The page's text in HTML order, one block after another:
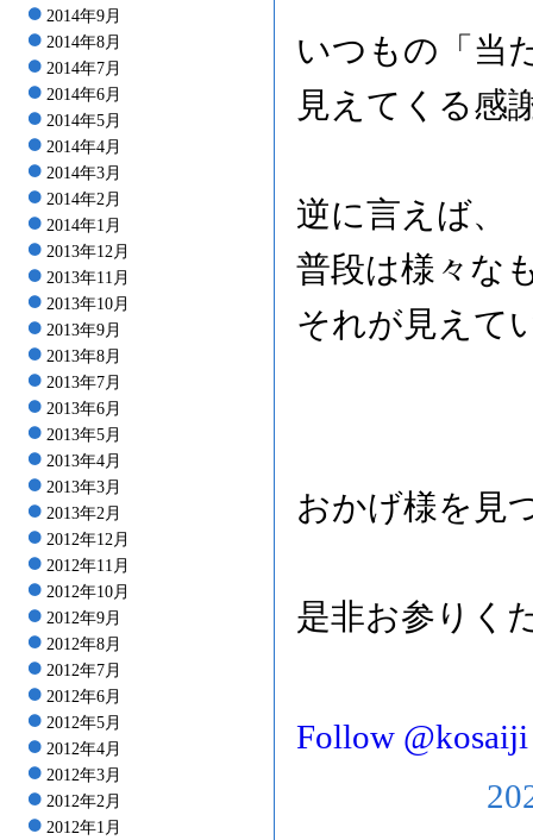
2014年9月
2014年8月
2014年7月
2014年6月
2014年5月
2014年4月
2014年3月
2014年2月
2014年1月
2013年12月
2013年11月
2013年10月
2013年9月
2013年8月
2013年7月
2013年6月
2013年5月
2013年4月
2013年3月
2013年2月
2012年12月
2012年11月
2012年10月
2012年9月
2012年8月
2012年7月
2012年6月
2012年5月
2012年4月
2012年3月
2012年2月
2012年1月
いつもの「当
見えてくる感
逆に言えば、
普段は様々な
それが見えて
おかげ様を見
是非お参りく
Follow @kosaiji